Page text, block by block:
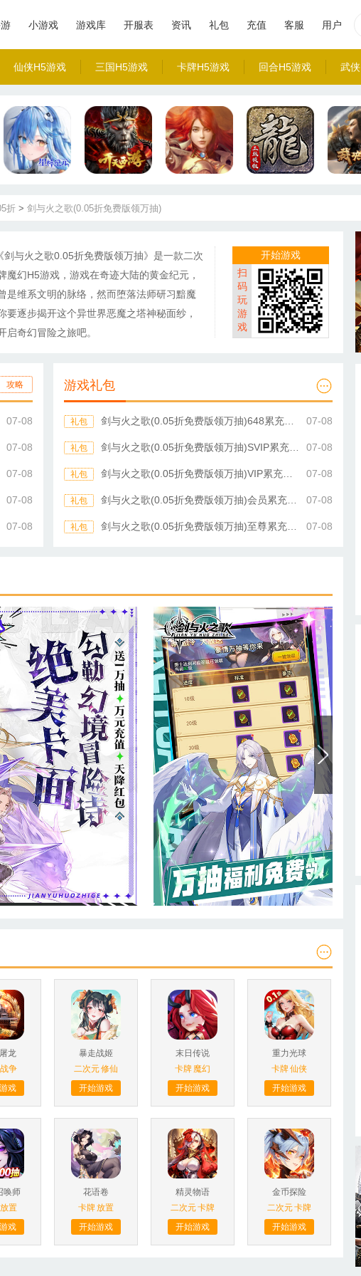
仙侠H5游戏 三国H5游戏 卡牌H5游戏 回合H5游戏 武侠
小游戏 游戏库 开服表 资讯 礼包 充值 客服 用户
折 > 剑与火之歌(0.05折免费版领万抽)
剑与火之歌0.05折免费版领万抽》是一款二次
魔幻H5游戏，游戏在奇迹大陆的黄金纪元，
是维系文明的脉络，然而堕落法师研习黯魔
要逐步揭开这个异世界恶魔之塔神秘面纱，
启奇幻冒险之旅吧。
开始游戏
扫
码
玩
游
戏
攻略
07-08
07-08
07-08
07-08
07-08
游戏礼包
礼包 07-08
礼包 07-08
礼包 07-08
礼包 07-08
礼包 07-08
龙
战争
戏
暴走战姬
二次元修仙
开始游戏
末日传说
卡牌 魔幻
开始游戏
重力光球
卡牌仙侠
开始游戏
唤师
放置
戏
花语卷
卡牌放置
开始游戏
精灵物语
二次元卡牌
开始游戏
金币探险
二次元卡牌
开始游戏